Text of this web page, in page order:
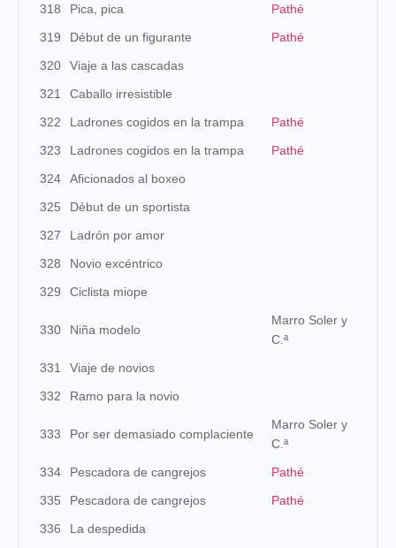
318
Pica, pica
Pathé
319
Début de un figurante
Pathé
320
Viaje a las cascadas
321
Caballo irresistible
322
Ladrones cogidos en la trampa
Pathé
323
Ladrones cogidos en la trampa
Pathé
324
Aficionados al boxeo
325
Début de un sportista
327
Ladrón por amor
328
Novio excéntrico
329
Ciclista miope
330 Niña modelo
Marro Soler y
C.ª
331
Viaje de novios
332
Ramo para la novio
333 Por ser demasiado complaciente
Marro Soler y
C.ª
334
Pescadora de cangrejos
Pathé
335
Pescadora de cangrejos
Pathé
336
La despedida